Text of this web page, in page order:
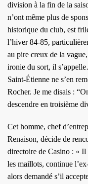
division à la fin de la
n’ont même plus de
historique du club, est
l’hiver 84-85,
au pire creux de la
ironie du sort, il
Saint-Étienne ne s’en
Rocher. Je me disais :
descendre en troisième
Cet homme, chef
Renaison, décide de
directoire de Casino : « Il
les maillots, continue
alors demandé s’il